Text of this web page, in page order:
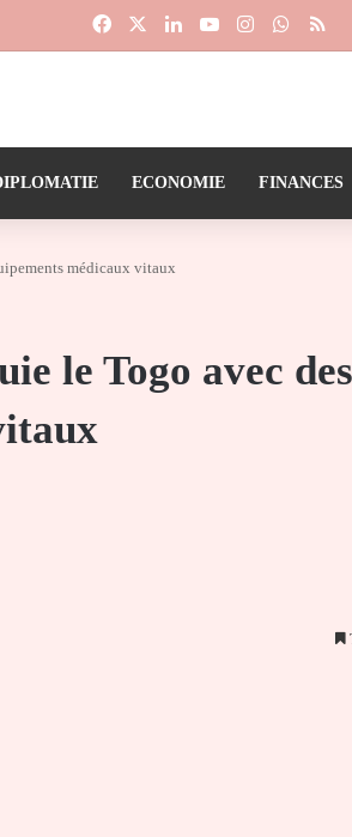
FacebookLinkedinYouTubeInstagramRSS
ECONOMIE FINANCES
médicaux vitaux
le Togo avec des